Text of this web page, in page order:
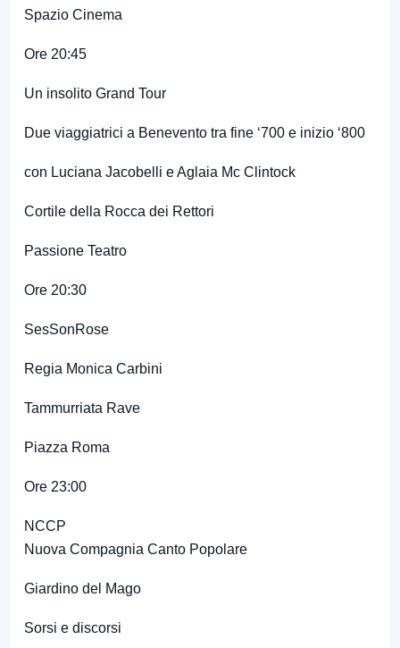
Spazio Cinema
Ore 20:45
Un insolito Grand Tour
Due viaggiatrici a Benevento tra fine ‘700 e inizio ‘800
con Luciana Jacobelli e Aglaia Mc Clintock
Cortile della Rocca dei Rettori
Passione Teatro
Ore 20:30
SesSonRose
Regia Monica Carbini
Tammurriata Rave
Piazza Roma
Ore 23:00
NCCP
Nuova Compagnia Canto Popolare
Giardino del Mago
Sorsi e discorsi